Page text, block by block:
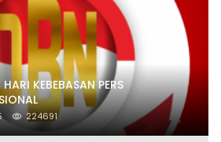
KEBEBASAN PERS
224691